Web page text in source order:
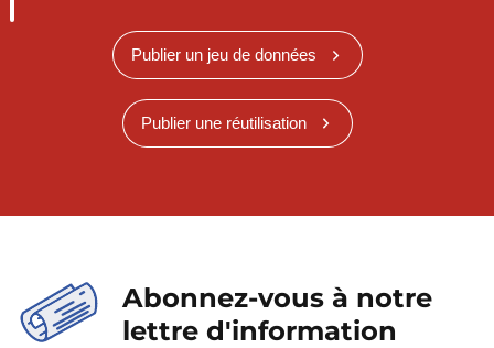
Publier un jeu de données
Publier une réutilisation
Abonnez-vous à notre
lettre d'information